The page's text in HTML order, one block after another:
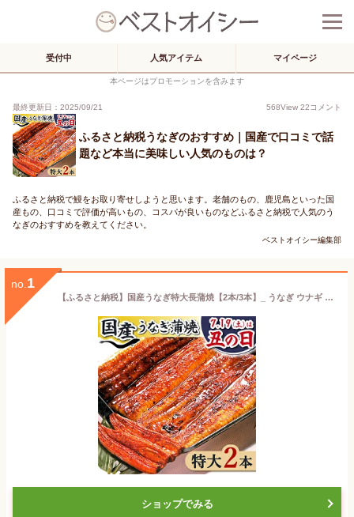
受付中 人気アイテム マイページ
本ページはプロモーションを含みます
最終更新日：2025/09/21 568View 22コメント
ふるさと納税うなぎのおすすめ｜国産で口コミで話
題など本当に美味しい人気のものは？
ふるさと納税で鰻をお取り寄せしようと思います。老舗のもの、鹿児島といった国
産もの、口コミで評価が高いもの、コスパが良いものなどふるさと納税で人気のう
なぎのおすすめを教えてください。
ベストオイシー編集部
no. 1
【ふるさと納税】国産うなぎ特大長蒲焼【2本/3本】_ うなぎ ウナギ 鰻 国産 蒲焼 蒲焼き かばやき 土用 丑の日 静岡県 たれ 山椒 美味しい 簡単調理 レンジ調理 うな重 ひつまぶし 産地直送 贈答 ギフト 冷凍 送料無料【配送不可地域：離島】【G1417629】
ショップでみる